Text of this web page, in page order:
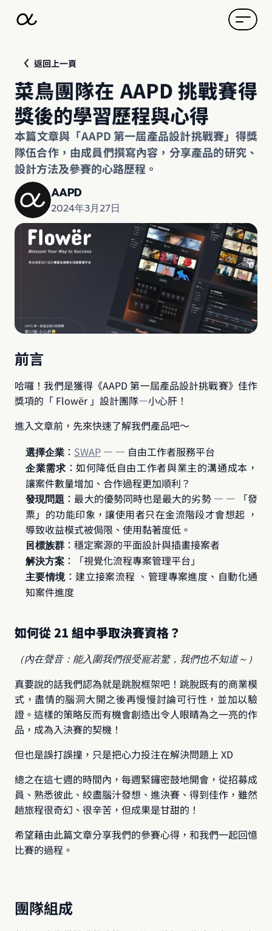
返回上一頁
菜鳥團隊在 AAPD 挑戰賽得
獎後的學習歷程與心得
本篇文章與「AAPD 第一屆產品設計挑戰賽」得獎
隊伍合作，由成員們撰寫內容，分享產品的研究、
設計方法及參賽的心路歷程。
AAPD
2024年3月27日
前言
哈囉！我們是獲得《AAPD 第一屆產品設計挑戰賽》佳作
獎項的「 Flowër 」設計團隊—小心肝！
進入文章前，先來快速了解我們產品吧～
選擇企業 ： SWAP — — 自由工作者服務平台
企業需求：如何降低自由工作者與業主的溝通成本，
讓案件數量增加、合作過程更加順利？
發現問題 ：最大的優勢同時也是最大的劣勢 — — 「發
票」的功能印象，讓使用者只在金流階段才會想起 ，
導致收益模式被侷限、使用黏著度低。
目標族群 ：穩定案源的平面設計與插畫接案者
解決方案 ：「視覺化流程專案管理平台」
主要情境：建立接案流程 、管理專案進度、自動化通
知案件進度
如何從 21 組中爭取決賽資格？
（內在聲音：能入圍我們很受寵若驚，我們也不知道～）
真要說的話我們認為就是跳脫框架吧！跳脫既有的商業模
式，盡情的腦洞大開之後再慢慢討論可行性，並加以驗
證。這樣的策略反而有機會創造出令人眼睛為之一亮的作
品，成為入決賽的契機！
但也是誤打誤撞，只是把心力投注在解決問題上 XD
總之在這七週的時間內，每週緊鑼密鼓地開會，從招募成
員、熟悉彼此、絞盡腦汁發想、進決賽、得到佳作，雖然
趟旅程很奇幻、很辛苦，但成果是甘甜的！
希望藉由此篇文章分享我們的參賽心得，和我們一起回憶
比賽的過程。
團隊組成